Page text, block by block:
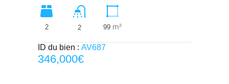
2 2 99 m²
ID du bien : AV687
346,000€